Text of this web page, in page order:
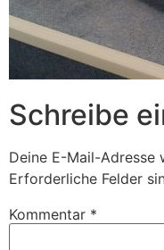
Schreibe
Deine E-Mail-
Erforderliche Felder
Kommentar *